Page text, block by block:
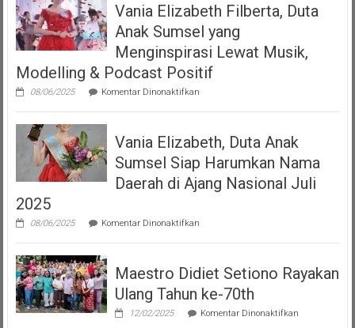
Operasional
Kepada
Dua
LMK
Produser
Fonogram
Vania Elizabeth Filberta, Duta
Anak Sumsel yang
Menginspirasi Lewat Musik,
Modelling & Podcast Positif
08/06/2025 Komentar Dinonaktifkanpada
Elizabeth
Duta
Anak
Sumsel
Menginspirasi
Modelling
Positif
Vania Elizabeth, Duta Anak
Sumsel Siap Harumkan Nama
Daerah di Ajang Nasional Juli
2025
08/06/2025 Komentar Dinonaktifkanpada
Elizabeth,
Anak
Sumsel
Siap
Harumkan
Maestro Didiet Setiono Rayakan
Ulang Tahun ke-70th
12/02/2025 Komentar Dinonaktifkanpada